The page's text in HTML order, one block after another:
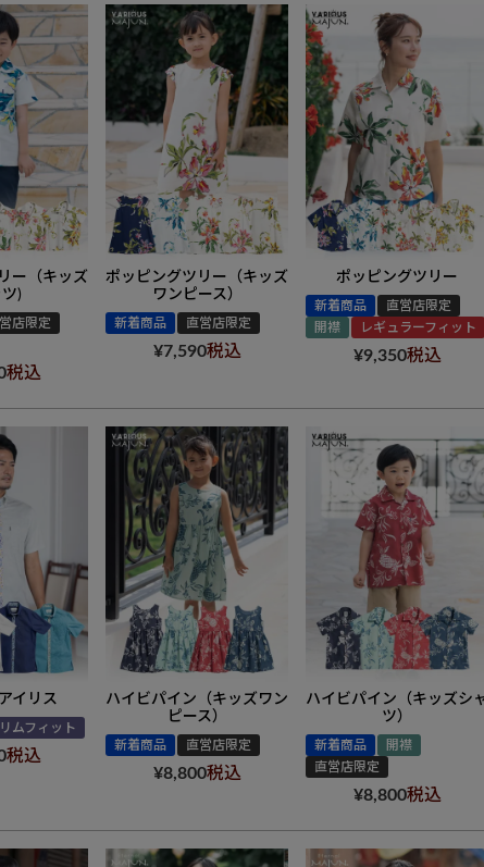
ー（キッズ
)
店限定
税込
ポッピングツリー（キッズ
ワンピース）
新着商品 直営店限定
¥7,590税込
ポッピングツリー
新着商品
直営店限定
開襟
レギュラーフィット
¥9,350税込
イリス
ムフィット
税込
ハイビパイン（キッズワン
ピース）
新着商品 直営店限定
¥8,800税込
ハイビパイン（キッズシ
ツ）
新着商品
開襟
直営店限定
¥8,800税込